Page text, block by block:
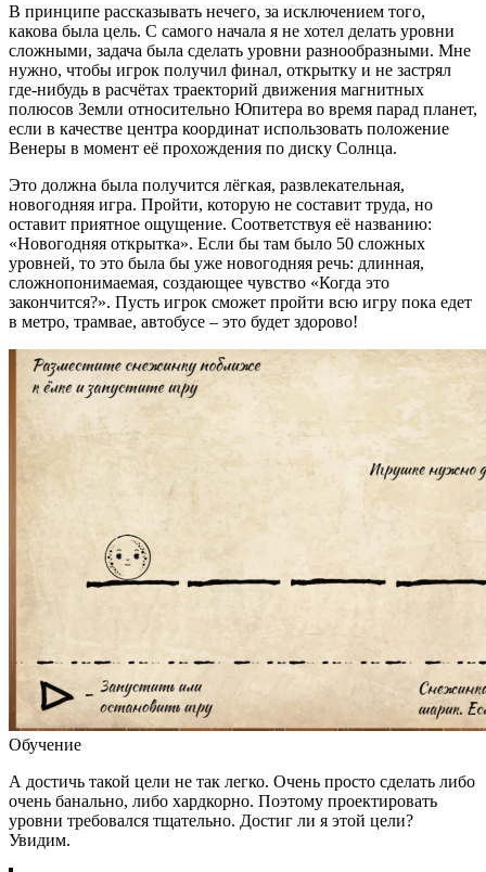
В принципе рассказывать нечего, за исключением того,
какова была цель. С самого начала я не хотел делать уровни
сложными, задача была сделать уровни разнообразными. Мне
нужно, чтобы игрок получил финал, открытку и не застрял
где-нибудь в расчётах траекторий движения магнитных
полюсов Земли относительно Юпитера во время парад планет,
если в качестве центра координат использовать положение
Венеры в момент её прохождения по диску Солнца.
Это должна была получится лёгкая, развлекательная,
новогодняя игра. Пройти, которую не составит труда, но
оставит приятное ощущение. Соответствуя её названию:
«Новогодняя открытка». Если бы там было 50 сложных
уровней, то это была бы уже новогодняя речь: длинная,
сложнопонимаемая, создающее чувство «Когда это
закончится?». Пусть игрок сможет пройти всю игру пока едет
в метро, трамвае, автобусе – это будет здорово!
Обучение
А достичь такой цели не так легко. Очень просто сделать либо
очень банально, либо хардкорно. Поэтому проектировать
уровни требовался тщательно. Достиг ли я этой цели?
Увидим.